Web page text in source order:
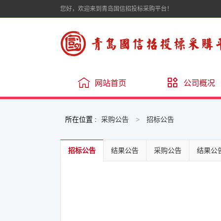
您好，欢迎来到青岛国信招投标采购平台！
网站首页 公司概况
所在位置 : 采购公告 > 招标公告
招标公告 结果公告 采购公告 结果公